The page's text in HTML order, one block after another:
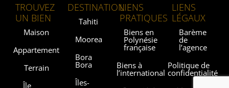
TROUVEZ
UN BIEN
Maison
Appartement
Terrain
Île
DESTINATION
Tahiti
Moorea
Bora
Bora
Îles-
LIENS
PRATIQUES
Biens en
Polynésie
française
Biens à
l’international
LIENS
LÉGAUX
Barème
de
l’agence
Politique de
confidentialité